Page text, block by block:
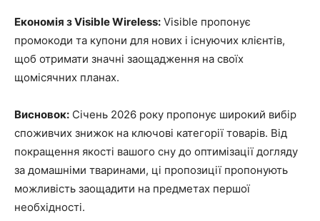
Економія з Visible Wireless: Visible пропонує
промокоди та купони для нових і існуючих клієнтів,
щоб отримати значні заощадження на своїх
щомісячних планах.
Висновок: Січень 2026 року пропонує широкий вибір
споживчих знижок на ключові категорії товарів. Від
покращення якості вашого сну до оптимізації догляду
за домашніми тваринами, ці пропозиції пропонують
можливість заощадити на предметах першої
необхідності.